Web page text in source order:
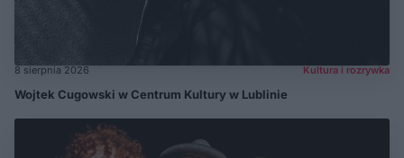
8 sierpnia 2026 Kultura i rozrywka
Wojtek Cugowski w Centrum Kultury w Lublinie